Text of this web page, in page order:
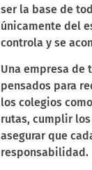
ser la base de
únicamente del
controla y se
Una empresa de
pensados para
los colegios
rutas, cumplir
asegurar que
responsabilidad.